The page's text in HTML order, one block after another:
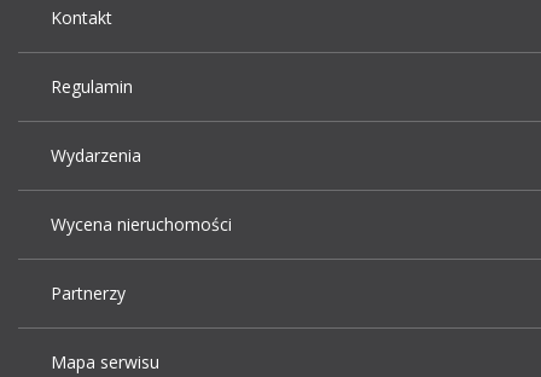
Kontakt
Regulamin
Wydarzenia
Wycena nieruchomości
Partnerzy
Mapa serwisu